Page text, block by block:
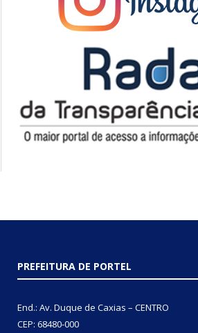
PREFEITURA DE PORTEL
End.: Av. Duque de Caxias – CENTRO
CEP: 68480-000